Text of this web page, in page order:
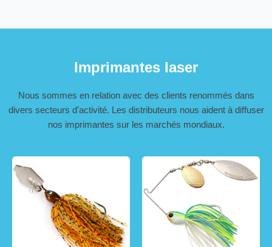
Imprimantes laser
Nous sommes en relation avec des clients renommés dans
divers secteurs d'activité. Les distributeurs nous aident à diffuser
nos imprimantes sur les marchés mondiaux.